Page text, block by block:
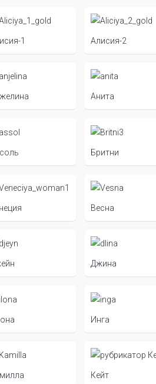
1 Алисия-2
Анита
Бритни
Весна
Джина
Инга
Кейт